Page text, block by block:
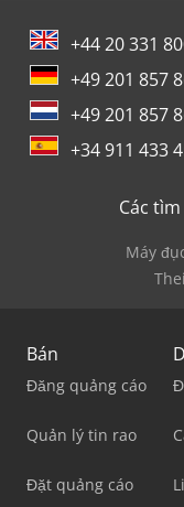
+44 20 331
+49 201 857
+49 201 857
+34 911 433
Các
Máy
Bán
Đăng quảng cáo
Quản lý tin rao
Đặt quảng cáo